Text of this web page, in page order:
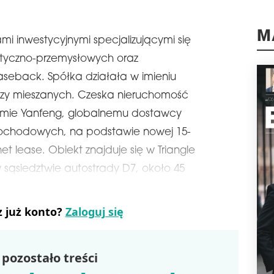
inwestycyjnymi specjalizującymi się
przemysłowych oraz
Spółka działała w imieniu
mieszanych. Czeska nieruchomość
Yanfeng, globalnemu dostawcy
na podstawie nowej 15-
lease. Obiekt znajduje się w Triangle
sąsiedztwie autostrady D7, około 45
już konto? Zaloguj się
pozostało treści
mln
schedule